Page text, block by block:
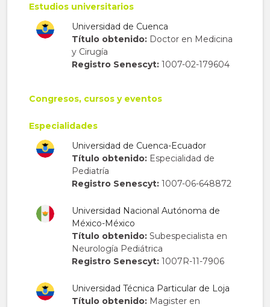
Estudios universitarios
Universidad de Cuenca
Título obtenido:Doctor en Medicina
y Cirugía
Registro Senescyt:1007-02-179604
Congresos, cursos y eventos
Especialidades
Universidad de Cuenca-Ecuador
Título obtenido:Especialidad de
Pediatría
Registro Senescyt:1007-06-648872
Universidad Nacional Autónoma de
México-México
Título obtenido:Subespecialista en
Neurología Pediátrica
Registro Senescyt:1007R-11-7906
Universidad Técnica Particular de Loja
Título obtenido:Magister en